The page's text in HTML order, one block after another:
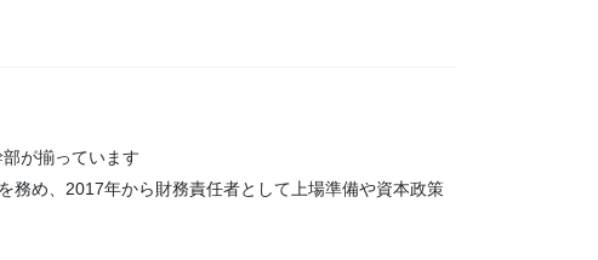
が揃っています
を務め、2017年から財務責任者として上場準備や資本政策